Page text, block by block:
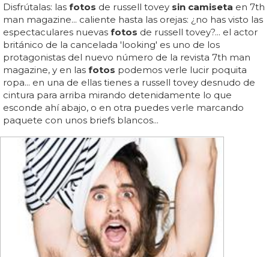
Disfrútalas: las fotos de russell tovey sin camiseta en 7th
man magazine... caliente hasta las orejas: ¿no has visto las
espectaculares nuevas fotos de russell tovey?... el actor
británico de la cancelada 'looking' es uno de los
protagonistas del nuevo número de la revista 7th man
magazine, y en las fotos podemos verle lucir poquita
ropa... en una de ellas tienes a russell tovey desnudo de
cintura para arriba mirando detenidamente lo que
esconde ahí abajo, o en otra puedes verle marcando
paquete con unos briefs blancos...